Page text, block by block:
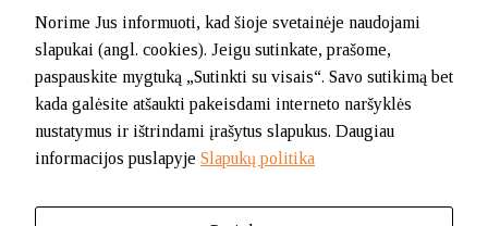
Mob. tel. +370 699 73 229
Tel. (0-46) 21 02 83
El.p. info@klaipedatkc.lt
K. Donelaičio g. 6B, Klaipėda
I-V nuo 8.00 iki 17.00.
Norime Jus informuoti, kad šioje svetainėje naudojami
slapukai (angl. cookies). Jeigu sutinkate, prašome,
paspauskite mygtuką „Sutinkti su visais“. Savo sutikimą bet
kada galėsite atšaukti pakeisdami interneto naršyklės
nustatymus ir ištrindami įrašytus slapukus. Daugiau
informacijos puslapyje Slapukų politika